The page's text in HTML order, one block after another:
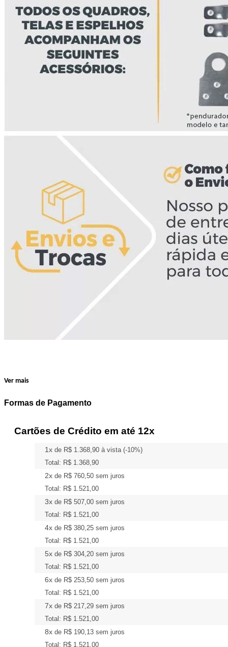
Ver mais
Formas de Pagamento
Cartões de Crédito em até 12x
1x de R$ 1.368,90 à vista (-10%)
Total: R$ 1.368,90
2x de R$ 760,50 sem juros
Total: R$ 1.521,00
3x de R$ 507,00 sem juros
Total: R$ 1.521,00
4x de R$ 380,25 sem juros
Total: R$ 1.521,00
5x de R$ 304,20 sem juros
Total: R$ 1.521,00
6x de R$ 253,50 sem juros
Total: R$ 1.521,00
7x de R$ 217,29 sem juros
Total: R$ 1.521,00
8x de R$ 190,13 sem juros
Total: R$ 1.521,00